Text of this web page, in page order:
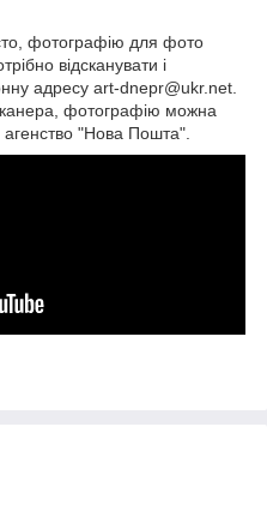
фотографію для фото
відсканувати і
адресу art-dnepr@ukr.net.
фотографію можна
агенство "Нова Пошта".